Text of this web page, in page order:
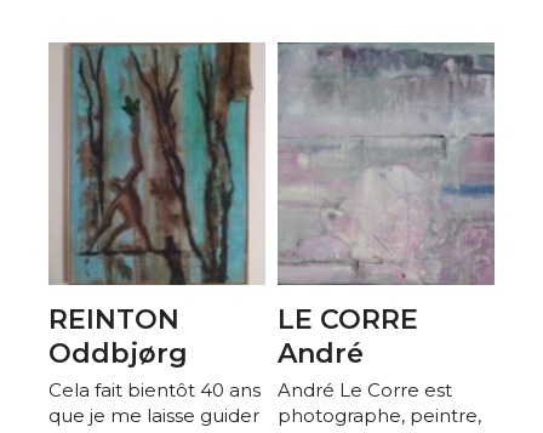
REINTON
Oddbjørg
Cela fait bientôt 40 ans
que je me laisse guider
LE CORRE
André
André Le Corre est
photographe, peintre,